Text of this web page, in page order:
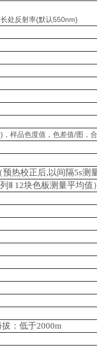
处反射率(默认550nm)
) ，样品色度值，色差值/图，
预热校正后,以间隔5s测
Ⅱ 12块色板测量平均值）
：低于2000m